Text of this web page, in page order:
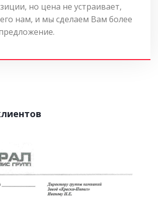
но цена не устраивает,
нам, и мы сделаем Вам более